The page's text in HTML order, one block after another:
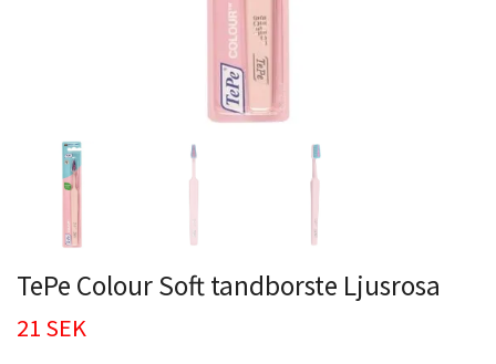
TePe Colour Soft tandborste Ljusrosa
21 SEK